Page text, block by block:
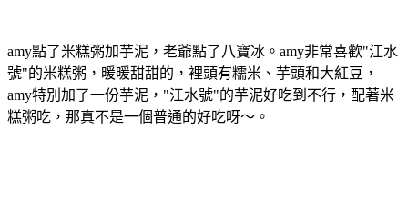
amy點了米糕粥加芋泥，老爺點了八寶冰。amy非常喜歡"江水
號"的米糕粥，暖暖甜甜的，裡頭有糯米、芋頭和大紅豆，
amy特別加了一份芋泥，"江水號"的芋泥好吃到不行，配著米
糕粥吃，那真不是一個普通的好吃呀～。